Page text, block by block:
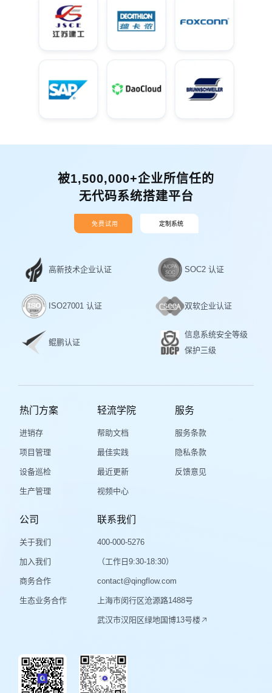
被1,500,000+企业所信任的
无代码系统搭建平台
免费试用 定制系统
高新技术企业认证 SOC2 认证
ISO27001 认证 双软企业认证
鲲鹏认证
信息系统安全等级
保护三级
热门方案
进销存
项目管理
设备巡检
生产管理
轻流学院
帮助文档
最佳实践
最近更新
视频中心
服务
服务条款
隐私条款
反馈意见
公司
关于我们
加入我们
商务合作
生态业务合作
联系我们
400-000-5276
（工作日9:30-18:30）
contact@qingflow.com
上海市闵行区沧源路1488号
武汉市汉阳区绿地国博13号楼